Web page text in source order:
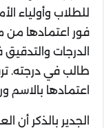
للطلاب وأولياء
فور اعتمادها من
الدرجات
طالب في درجته.
اعتمادها
الجدير بالذكر أن